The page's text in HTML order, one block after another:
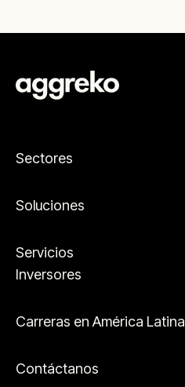
Sectores
Soluciones
Servicios
Inversores
Carreras en América Latina
Contáctanos